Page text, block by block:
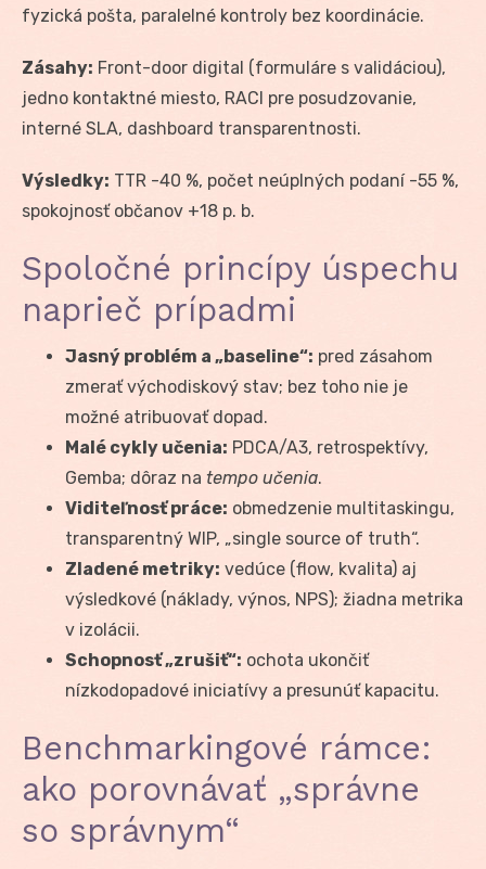
fyzická pošta, paralelné kontroly bez koordinácie.
Zásahy: Front-door digital (formuláre s validáciou),
jedno kontaktné miesto, RACI pre posudzovanie,
interné SLA, dashboard transparentnosti.
Výsledky: TTR -40 %, počet neúplných podaní -55 %,
spokojnosť občanov +18 p. b.
Spoločné princípy úspechu
naprieč prípadmi
Jasný problém a „baseline“: pred zásahom
zmerať východiskový stav; bez toho nie je
možné atribuovať dopad.
Malé cykly učenia: PDCA/A3, retrospektívy,
Gemba; dôraz na tempo učenia.
Viditeľnosť práce: obmedzenie multitaskingu,
transparentný WIP, „single source of truth“.
Zladené metriky: vedúce (flow, kvalita) aj
výsledkové (náklady, výnos, NPS); žiadna metrika
v izolácii.
Schopnosť „zrušiť“: ochota ukončiť
nízkodopadové iniciatívy a presunúť kapacitu.
Benchmarkingové rámce:
ako porovnávať „správne
so správnym“